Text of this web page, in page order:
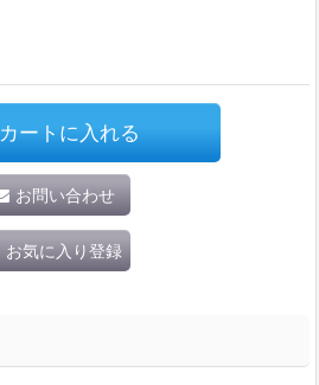
カートに入れる
お問い合わせ
お気に入り登録